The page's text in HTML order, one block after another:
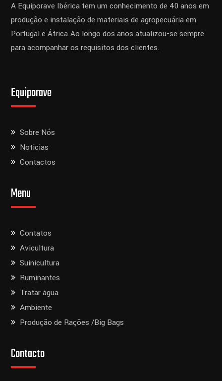
A Equiporave Ibérica tem um conhecimento de 40 anos em
produção e instalação de materiais de agropecuária em
Portugal e África.Ao longo dos anos atualizou-se sempre
para acompanhar os requisitos dos clientes.
Equiporave
Sobre Nós
Noticias
Contactos
Menu
Contatos
Avicultura
Suinicultura
Ruminantes
Tratar àgua
Ambiente
Produção de Rações /Big Bags
Contacto